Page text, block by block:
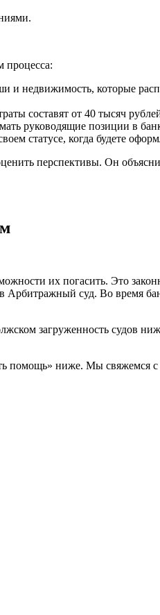
процесса:
и недвижимость, которые
составят от 40 тысяч
руководящие позиции в
статусе, когда будете
перспективы. Он
их погасить. Это
суд. Во время
загруженность судов
помощь» ниже. Мы свяжемся с